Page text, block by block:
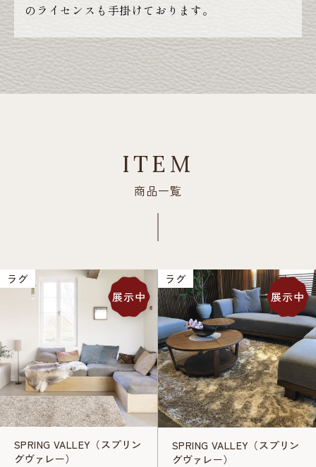
のライセンスも手掛けております。
ITEM
商品一覧
ラグ
展示中
SPRING VALLEY（スプリン
グヴァレー）
ラグ
展示中
SPRING VALLEY（スプリン
グヴァレー）